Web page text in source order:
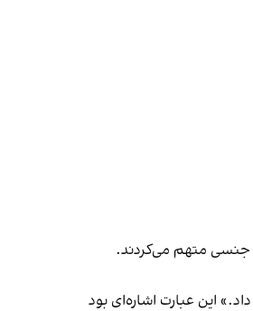
جنسی متهم می‌کردند.
این عبارت اشاره‌ای بود